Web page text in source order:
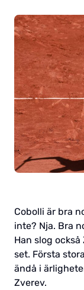
Cobolli är bra
inte? Nja. Bra
Han slog
set. Första
ändå i
Zverev.